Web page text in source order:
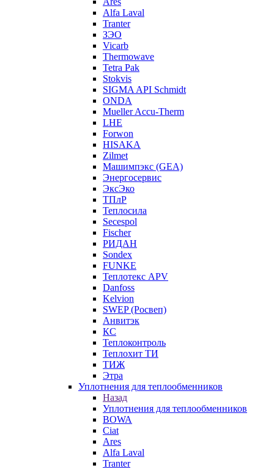
Alfa Laval
Tranter
ЗЭО
Vicarb
Thermowave
Tetra Pak
Stokvis
SIGMA API Schmidt
ONDA
Mueller Accu-Therm
LHE
Forwon
HISAKA
Zilmet
Машимпэкс (GEA)
Энергосервис
ЭксЭко
ТПлР
Теплосила
Secespol
Fischer
РИДАН
Sondex
FUNKE
Теплотекс APV
Danfoss
Kelvion
SWEP (Росвеп)
Анвитэк
КС
Теплоконтроль
Теплохит ТИ
ТИЖ
Этра
Уплотнения для теплообменников
Назад
Уплотнения для теплообменников
BOWA
Ciat
Ares
Alfa Laval
Tranter